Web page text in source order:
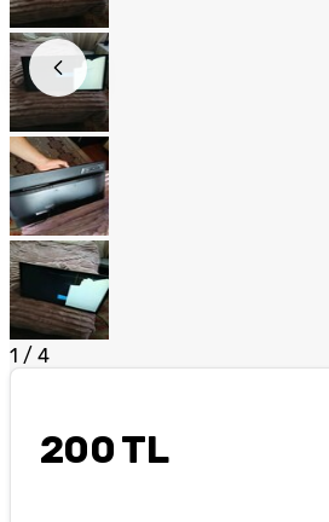
1 / 4
200 TL